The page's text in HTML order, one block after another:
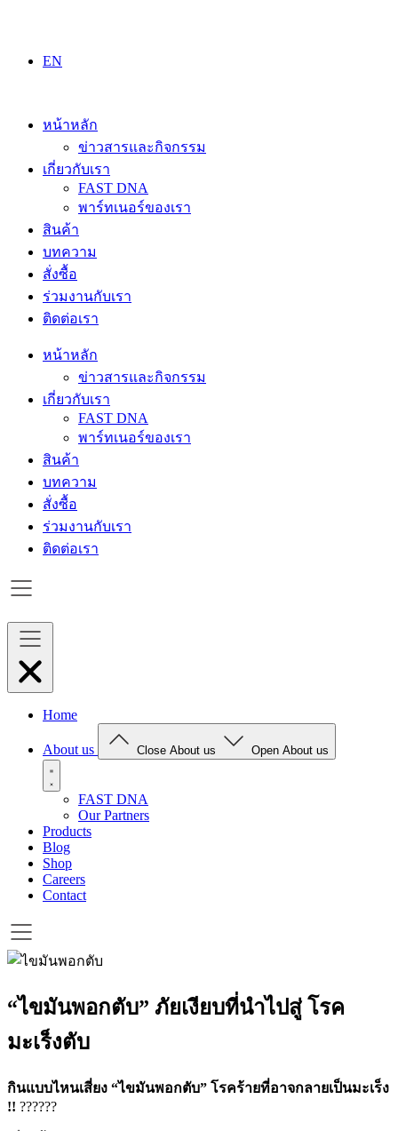
EN
หน้าหลัก
ข่าวสารและกิจกรรม
เกี่ยวกับเรา
FAST DNA
พาร์ทเนอร์ของเรา
สินค้า
บทความ
สั่งซื้อ
ร่วมงานกับเรา
ติดต่อเรา
หน้าหลัก
ข่าวสารและกิจกรรม
เกี่ยวกับเรา
FAST DNA
พาร์ทเนอร์ของเรา
สินค้า
บทความ
สั่งซื้อ
ร่วมงานกับเรา
ติดต่อเรา
Home
About us Close About us Open About us
FAST DNA
Our Partners
Products
Blog
Shop
Careers
Contact
“ไขมันพอกตับ” ภัยเงียบที่นำไปสู่ โรค
มะเร็งตับ
กินแบบไหนเสี่ยง “ไขมันพอกตับ” โรคร้ายที่อาจกลายเป็นมะเร็ง
!! ??????